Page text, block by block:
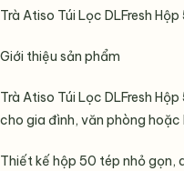
Trà Atiso Túi Lọc DLFresh
Giới thiệu sản phẩm
Trà Atiso Túi Lọc DLFresh
cho gia đình, văn phòng hoặc
Thiết kế hộp 50 tép nhỏ gọn,